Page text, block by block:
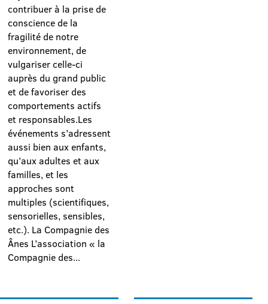
contribuer à la prise de
conscience de la
fragilité de notre
environnement, de
vulgariser celle-ci
auprès du grand public
et de favoriser des
comportements actifs
et responsables.Les
événements s’adressent
aussi bien aux enfants,
qu’aux adultes et aux
familles, et les
approches sont
multiples (scientifiques,
sensorielles, sensibles,
etc.). La Compagnie des
Ânes L’association « la
Compagnie des...